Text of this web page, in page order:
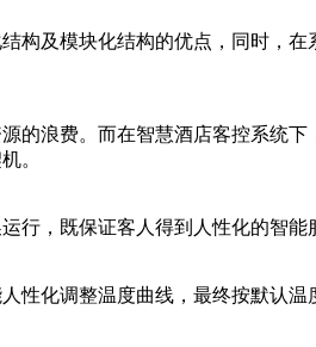
及模块化结构的优点，同时，在
浪费。而在智慧酒店客控系统下
。
，既保证客人得到人性化的智能
化调整温度曲线，最终按默认温